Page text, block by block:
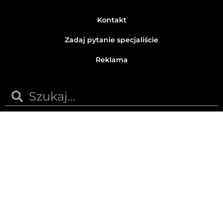
Kontakt
Zadaj pytanie specjaliście
Reklama